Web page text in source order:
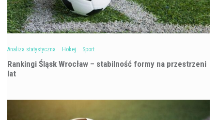
Analiza statystyczna Hokej Sport
Rankingi Śląsk Wrocław – stabilność formy na przestrzeni
lat